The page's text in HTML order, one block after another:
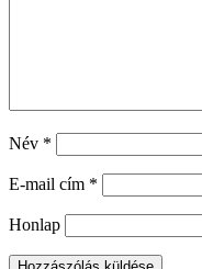
Név *
E-mail cím *
Honlap